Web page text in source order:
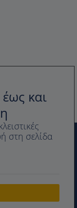
και
στη σελίδα